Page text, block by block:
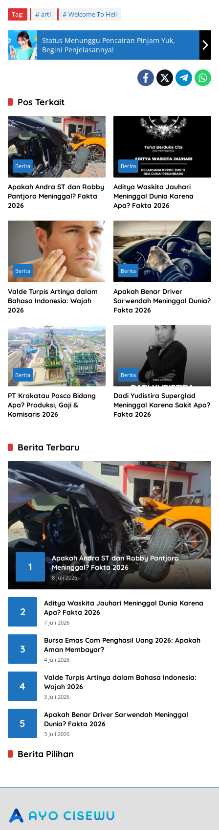
Tag: arti Welcome To Hell
Status Menunggu Pencairan Pinjam Yuk,
Begini Penjelasannya!
Pos Terkait
Berita
Apakah Andra ST dan Robby
Pantjoro Meninggal? Fakta
2026
Berita
Aditya Waskita Jauhari
Meninggal Dunia Karena
Apa? Fakta 2026
Berita
Valde Turpis Artinya dalam
Bahasa Indonesia: Wajah
2026
Berita
Apakah Benar Driver
Sarwendah Meninggal Dunia?
Fakta 2026
Berita
PT Krakatau Posco Bidang
Apa? Produksi, Gaji &
Komisaris 2026
Berita
Dadi Yudistira Superglad
Meninggal Karena Sakit Apa?
Fakta 2026
Berita Terbaru
1
Apakah Andra ST dan Robby Pantjoro
Meninggal? Fakta 2026
8 Juli 2026
2
Aditya Waskita Jauhari Meninggal Dunia Karena
Apa? Fakta 2026
7 Juli 2026
3
Bursa Emas Com Penghasil Uang 2026: Apakah
Aman Membayar?
4 Juli 2026
4
Valde Turpis Artinya dalam Bahasa Indonesia:
Wajah 2026
3 Juli 2026
5
Apakah Benar Driver Sarwendah Meninggal
Dunia? Fakta 2026
3 Juli 2026
Berita Pilihan